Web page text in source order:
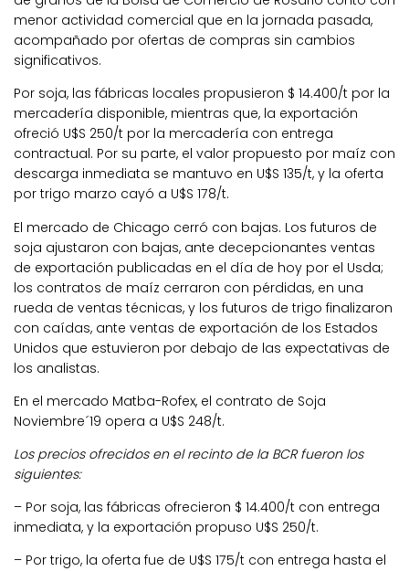
menor actividad comercial que en la jornada pasada,
acompañado por ofertas de compras sin cambios
significativos.
Por soja, las fábricas locales propusieron $ 14.400/t por la
mercadería disponible, mientras que, la exportación
ofreció U$S 250/t por la mercadería con entrega
contractual. Por su parte, el valor propuesto por maíz con
descarga inmediata se mantuvo en U$S 135/t, y la oferta
por trigo marzo cayó a U$S 178/t.
El mercado de Chicago cerró con bajas. Los futuros de
soja ajustaron con bajas, ante decepcionantes ventas
de exportación publicadas en el día de hoy por el Usda;
los contratos de maíz cerraron con pérdidas, en una
rueda de ventas técnicas, y los futuros de trigo finalizaron
con caídas, ante ventas de exportación de los Estados
Unidos que estuvieron por debajo de las expectativas de
los analistas.
En el mercado Matba-Rofex, el contrato de Soja
Noviembre´19 opera a U$S 248/t.
Los precios ofrecidos en el recinto de la BCR fueron los
siguientes:
– Por soja, las fábricas ofrecieron $ 14.400/t con entrega
inmediata, y la exportación propuso U$S 250/t.
– Por trigo, la oferta fue de U$S 175/t con entrega hasta el